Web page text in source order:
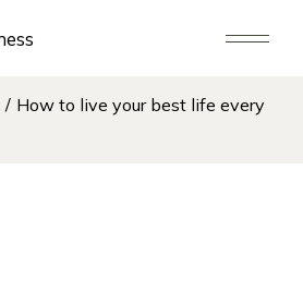
How to live your best life every